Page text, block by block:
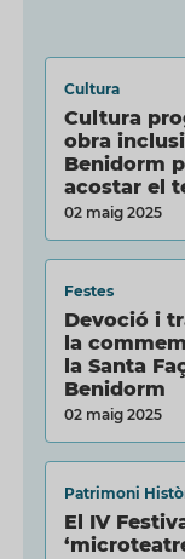
Cultura
Cultura
obra
Benidorm
acostar el
02 maig 2025
Festes
Devoció i
la
la Santa
Benidorm
02 maig 2025
Patrimoni
El IV